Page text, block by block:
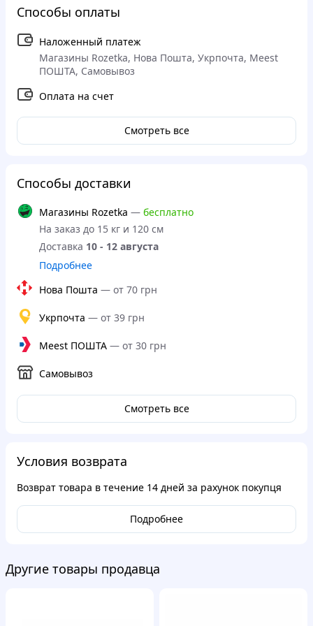
Способы оплаты
Наложенный платеж
Магазины Rozetka, Нова Пошта, Укрпочта, Meest
ПОШТА, Самовывоз
Оплата на счет
Смотреть все
Способы доставки
Магазины Rozetka — бесплатно
На заказ до 15 кг и 120 см
Доставка 10 - 12 августа
Подробнее
Нова Пошта — от 70 грн
Укрпочта — от 39 грн
Meest ПОШТА — от 30 грн
Самовывоз
Смотреть все
Условия возврата
Возврат товара в течение 14 дней за рахунок покупця
Подробнее
Другие товары продавца